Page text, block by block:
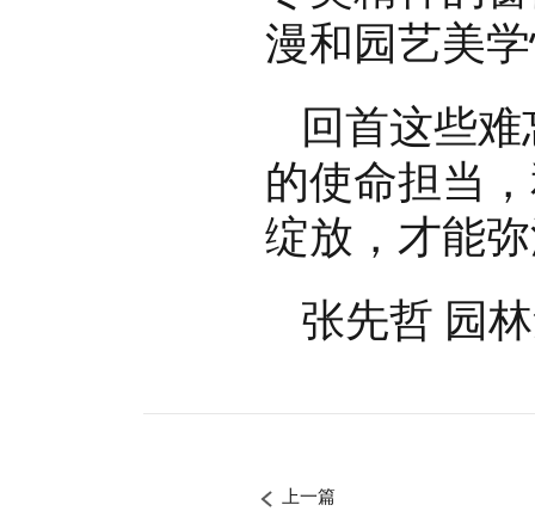
漫和园艺美
回首这些
的使命担当
绽放，才能
张先哲 园
上一篇